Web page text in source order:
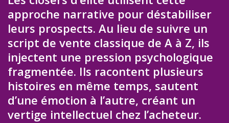
approche narrative pour déstabiliser
leurs prospects. Au lieu de suivre un
script de vente classique de A à Z, ils
injectent une pression psychologique
fragmentée. Ils racontent plusieurs
histoires en même temps, sautent
d’une émotion à l’autre, créant un
vertige intellectuel chez l’acheteur.